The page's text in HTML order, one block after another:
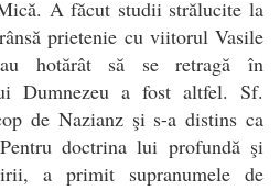
A făcut studii strălucite la
prietenie cu viitorul Vasile
hotărât să se retragă în
Dumnezeu a fost altfel. Sf.
de Nazianz şi s-a distins ca
doctrina lui profundă şi
a primit supranumele de